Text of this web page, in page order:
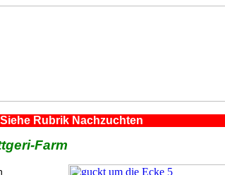
Rubrik Nachzuchten
Farm